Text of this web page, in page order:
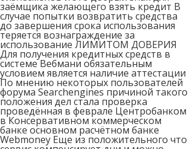
заёмщика желающего взять кредит В
случае попытки возвратить средства
до завершения срока использования
теряется вознаграждение за
использование ЛИМИТОМ ДОВЕРИЯ
Для получения кредитных средств в
системе Вебмани обязательным
условием является наличие аттестации
По мнению некоторых пользователей
форума Searchengines причиной такого
положения дел стала проверка
проведённая в феврале Центробанком
в Консервативном коммерческом
банке основном расчётном банке
Webmoney Еще из положительного что